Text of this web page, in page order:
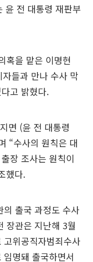
윤 전 대통령 재판부
혹을 맡은 이명현
들과 만나 수사 막
고 밝혔다.
면 (윤 전 대통령
“수사의 원칙은 대
장 조사는 원칙이
했다.
의 출국 과정도 수사
장관은 지난해 3월
위공직자범죄수사
명돼 출국하면서